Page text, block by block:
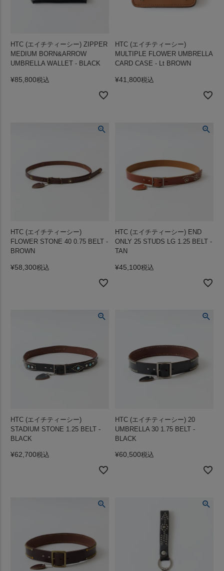
HTC (エイチティーシー) ZIPPER
MEDIUM BORN&ARROW
UMBRELLA WALLET - BLACK
¥85,800税込
HTC (エイチティーシー)
MULTIPLE FLOWER UMBRELLA
CARD CASE - Lt BROWN
¥41,800税込
HTC (エイチティーシー)
FLOWER STONE 40 0.75 BELT -
BROWN
¥58,300税込
HTC (エイチティーシー) END
ONLY 25 STUDS LG 1.25 BELT -
TAN
¥45,100税込
HTC (エイチティーシー)
STADIUM STONE 1.25 BELT -
BLACK
¥62,700税込
HTC (エイチティーシー) 20
UMBRELLA 30 1.75 BELT -
BLACK
¥60,500税込